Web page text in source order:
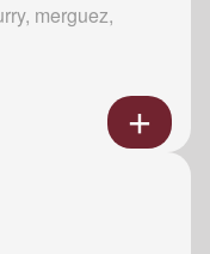
merguez,